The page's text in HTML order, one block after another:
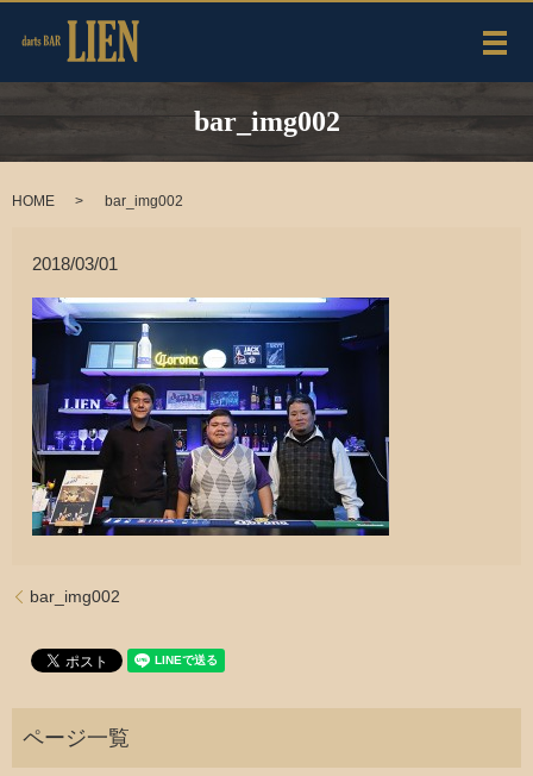
メ
bar_img002
HOME bar_img002
2018/03/01
bar_img002